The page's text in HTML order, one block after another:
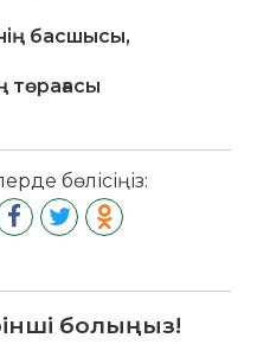
басшысы,
төрағасы
бөлісіңіз:
болыңыз!